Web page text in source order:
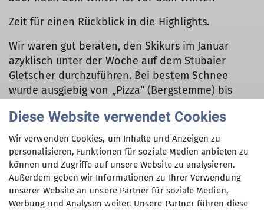
Zeit für einen Rückblick in die Highlights.
Wir waren gut beraten, den Skikurs im Januar
azyklisch unter der Woche auf dem Stubaier
Gletscher durchzuführen. Bei bestem Schnee
wurde ausgiebig von „Pizza“ (Bergstemme) bis
den wachsamen Augen von Inge Matzke. Durch
die leider oft schlechte Sicht wurde zusätzlich die
„Feinmotorik“ gefordert. Der Erfolg und die
Fortschritte stellten sich dabei auch schnell ein.
Die Gemeinschaftsfahrt im Februar, zusammen mit
den Langläufern, ging in die Schweiz ins Engadin.
Diese Website verwendet Cookies
Wir verwenden Cookies, um Inhalte und Anzeigen zu
personalisieren, Funktionen für soziale Medien anbieten zu
können und Zugriffe auf unsere Website zu analysieren.
Außerdem geben wir Informationen zu Ihrer Verwendung
unserer Website an unsere Partner für soziale Medien,
Werbung und Analysen weiter. Unsere Partner führen diese